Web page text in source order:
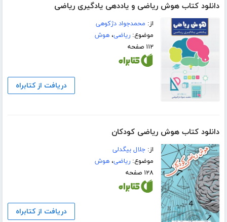
دانلود کتاب هوش ریاضی و یاددهی یادگیری ریاضی
از: محمدجواد دژکوهی
موضوع:ریاضی،هوش
۱۱۲ صفحه
دریافت از کتابراه
دانلود کتاب هوش ریاضی کودکان
از:جلال بیگدلی
موضوع:ریاضی،هوش
۱۲۸ صفحه
دریافت از کتابراه